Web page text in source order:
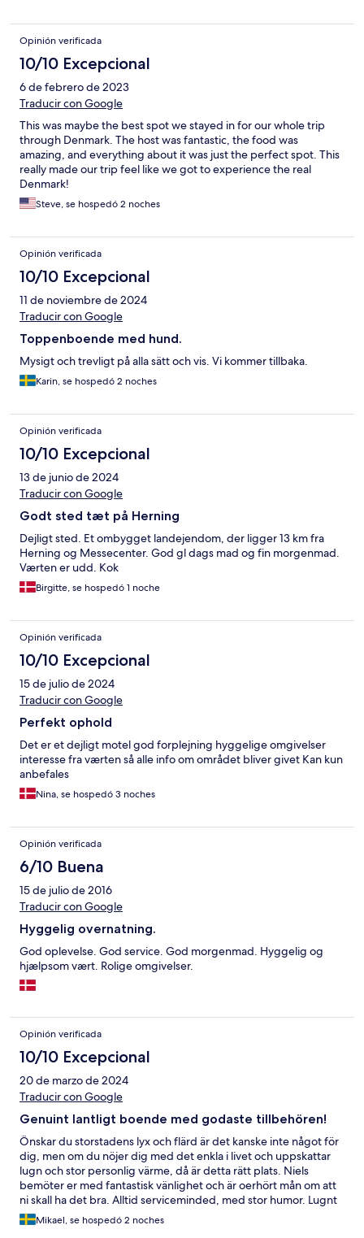
Opinión verificada
10/10 Excepcional
6 de febrero de 2023
Traducir con Google
This was maybe the best spot we stayed in for our whole trip
through Denmark. The host was fantastic, the food was
amazing, and everything about it was just the perfect spot. This
really made our trip feel like we got to experience the real
Denmark!
Steve, se hospedó 2 noches
Opinión verificada
10/10 Excepcional
11 de noviembre de 2024
Traducir con Google
Toppenboende med hund.
Mysigt och trevligt på alla sätt och vis. Vi kommer tillbaka.
Karin, se hospedó 2 noches
Opinión verificada
10/10 Excepcional
13 de junio de 2024
Traducir con Google
Godt sted tæt på Herning
Dejligt sted. Et ombygget landejendom, der ligger 13 km fra
Herning og Messecenter. God gl dags mad og fin morgenmad.
Værten er udd. Kok
Birgitte, se hospedó 1 noche
Opinión verificada
10/10 Excepcional
15 de julio de 2024
Traducir con Google
Perfekt ophold
Det er et dejligt motel god forplejning hyggelige omgivelser
interesse fra værten så alle info om området bliver givet Kan kun
anbefales
Nina, se hospedó 3 noches
Opinión verificada
6/10 Buena
15 de julio de 2016
Traducir con Google
Hyggelig overnatning.
God oplevelse. God service. God morgenmad. Hyggelig og
hjælpsom vært. Rolige omgivelser.
Opinión verificada
10/10 Excepcional
20 de marzo de 2024
Traducir con Google
Genuint lantligt boende med godaste tillbehören!
Önskar du storstadens lyx och flärd är det kanske inte något för
dig, men om du nöjer dig med det enkla i livet och uppskattar
lugn och stor personlig värme, då är detta rätt plats. Niels
bemöter er med fantastisk vänlighet och är oerhört mån om att
ni skall ha det bra. Alltid serviceminded, med stor humor. Lugnt
och skönt boende, oerhört prisvärt, både vad gäller mat och
dryck. Till bästa smak! Jag kan bara ge mina bästa
Mikael, se hospedó 2 noches